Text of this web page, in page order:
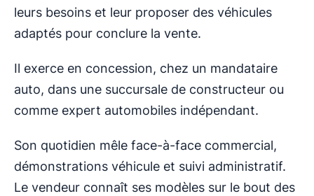
leurs besoins et leur proposer des véhicules
adaptés pour conclure la vente.
Il exerce en concession, chez un mandataire
auto, dans une succursale de constructeur ou
comme expert automobiles indépendant.
Son quotidien mêle face-à-face commercial,
démonstrations véhicule et suivi administratif.
Le vendeur connaît ses modèles sur le bout des